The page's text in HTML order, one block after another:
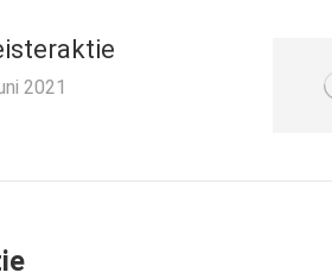
2021